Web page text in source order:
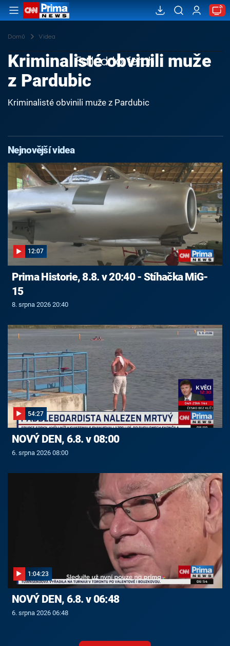
Domů Videa
Failed to fetch
Kriminalisté obvinili muže
z Pardubic
Kriminalisté obvinili muže z Pardubic
Nejnovější videa
12:07
Prima Historie, 8.8. v 20:40 - Stíhačka MiG-
15
8. srpna 2026 20:40
54:27
NOVÝ DEN, 6.8. v 08:00
6. srpna 2026 08:00
1:04:23
NOVÝ DEN, 6.8. v 06:48
6. srpna 2026 06:48